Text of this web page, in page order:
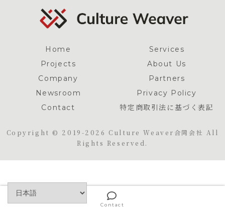
Home
Services
Projects
About Us
Company
Partners
Newsroom
Privacy Policy
Contact
特定商取引法に基づく表記
Copyright © 2019-2026 Culture Weaver合同会社 All
Rights Reserved.
Contact